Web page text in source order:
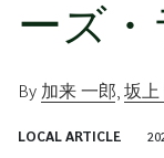
ーズ
By 加来 一郎 坂上
LOCAL ARTICLE